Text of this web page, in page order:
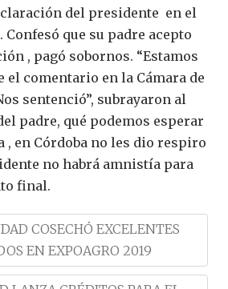
del presidente en el
que su padre acepto
, pagó sobornos. “Estamos
el comentario en la Cámara de
sentenció”, subrayaron al
padre, qué podemos esperar
, en Córdoba no les dio respiro
no habrá amnistía para
final.
COSECHÓ EXCELENTES
EN EXPOAGRO 2019